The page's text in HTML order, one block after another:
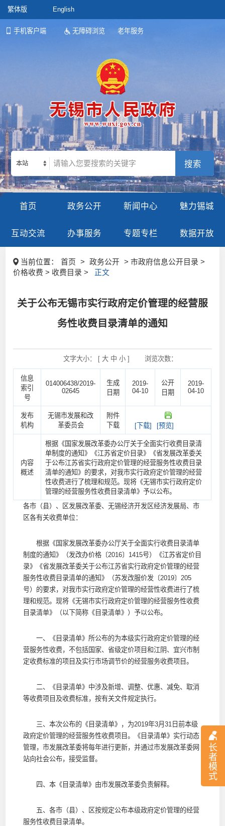
繁体版 English
手机客户端 无障碍浏览 老年服务
长
者
模
式
本站
首页 政务公开 新闻中心 魅力锡城
互动交流 办事服务 专题专栏 数据开放
当前位置： 首页 > 政务公开
> 市政府信息公开目录 >
价格收费 > 收费目录 >
正文
关于公布无锡市实行政府定价管理的经营服
务性收费目录清单的通知
文字大小： [ 大 中 小] 浏览次数：
信息
索引
号
014006438/2019-
02645
生成
日期
2019-
04-10
公开
日期
2019-
04-10
发布
机构
无锡市发展和改
革委员会
附件
下载
[下载] [预览]
内容
概述
根据《国家发展改革委办公厅关于全面实行收费目录清
单制度的通知》《江苏省定价目录》《省发展改革委关
于公布江苏省实行政府定价管理的经营服务性收费目录
清单的通知》的要求，对我市实行政府定价管理的经营
性收费进行了梳理和规范。现将《无锡市实行政府定价
管理的经营服务性收费目录清单》予以公布。
各市（县）、区发展改革委、无锡经济开发区经济发展局、市
区各有关收费单位：
根据《国家发展改革委办公厅关于全面实行收费目录清单
制度的通知》（发改办价格〔2016〕1415号）《江苏省定价目
录》《省发展改革委关于公布江苏省实行政府定价管理的经营
服务性收费目录清单的通知》（苏发改服价发〔2019〕205
号）的要求，对我市实行政府定价管理的经营性收费进行了梳
理和规范。现将《无锡市实行政府定价管理的经营服务性收费
目录清单》（以下简称《目录清单》）予以公布。
一、《目录清单》所公布的为本级实行政府定价管理的经
营服务性收费，不包括国家、省级定价项目和江阴、宜兴市制
定收费标准的项目及实行市场调节价的经营服务收费项目。
二、《目录清单》中涉及新增、调整、优惠、减免、取消
等收费项目及收费标准，按有关文件规定执行。
三、本次公布的《目录清单》，为2019年3月31日前本级
政府定价管理的经营服务性收费项目。《目录清单》实行动态
管理，市发展改革委将每年进行更新，并通过市发展改革委网
站向社会公布，接受监督。
四、本《目录清单》由市发展改革委负责解释。
五、各市（县）、区按规定公布本级政府定价管理的经营
服务性收费目录清单。